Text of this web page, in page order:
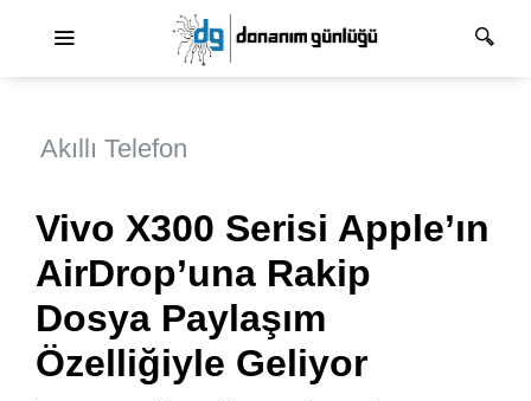
Akıllı Telefon
Vivo X300 Serisi Apple’ın
AirDrop’una Rakip
Dosya Paylaşım
Özelliğiyle Geliyor